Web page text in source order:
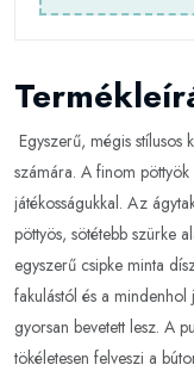
Egyszerű, mégis
számára. A finom
játékosságukkal. Az
pöttyös, sötétebb szürke
egyszerű csipke minta
fakulástól és a
gyorsan bevetett lesz. A
tökéletesen felveszi a